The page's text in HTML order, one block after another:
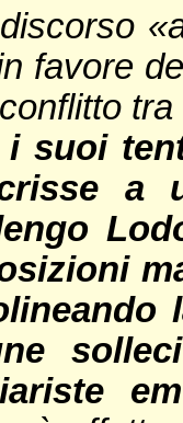
favore
i suoi
a